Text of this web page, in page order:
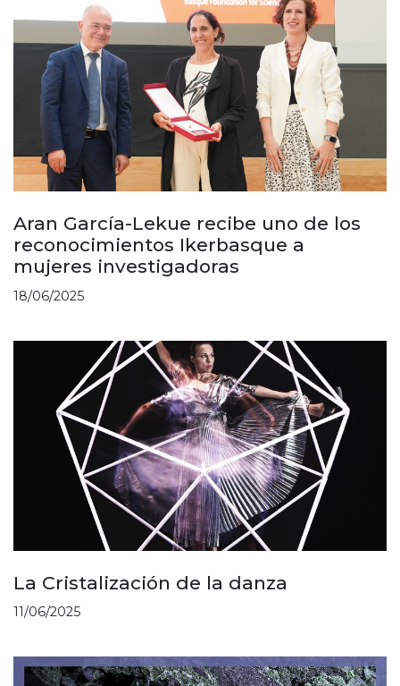
Aran García-Lekue recibe uno de los
reconocimientos Ikerbasque a
mujeres investigadoras
18/06/2025
La Cristalización de la danza
11/06/2025